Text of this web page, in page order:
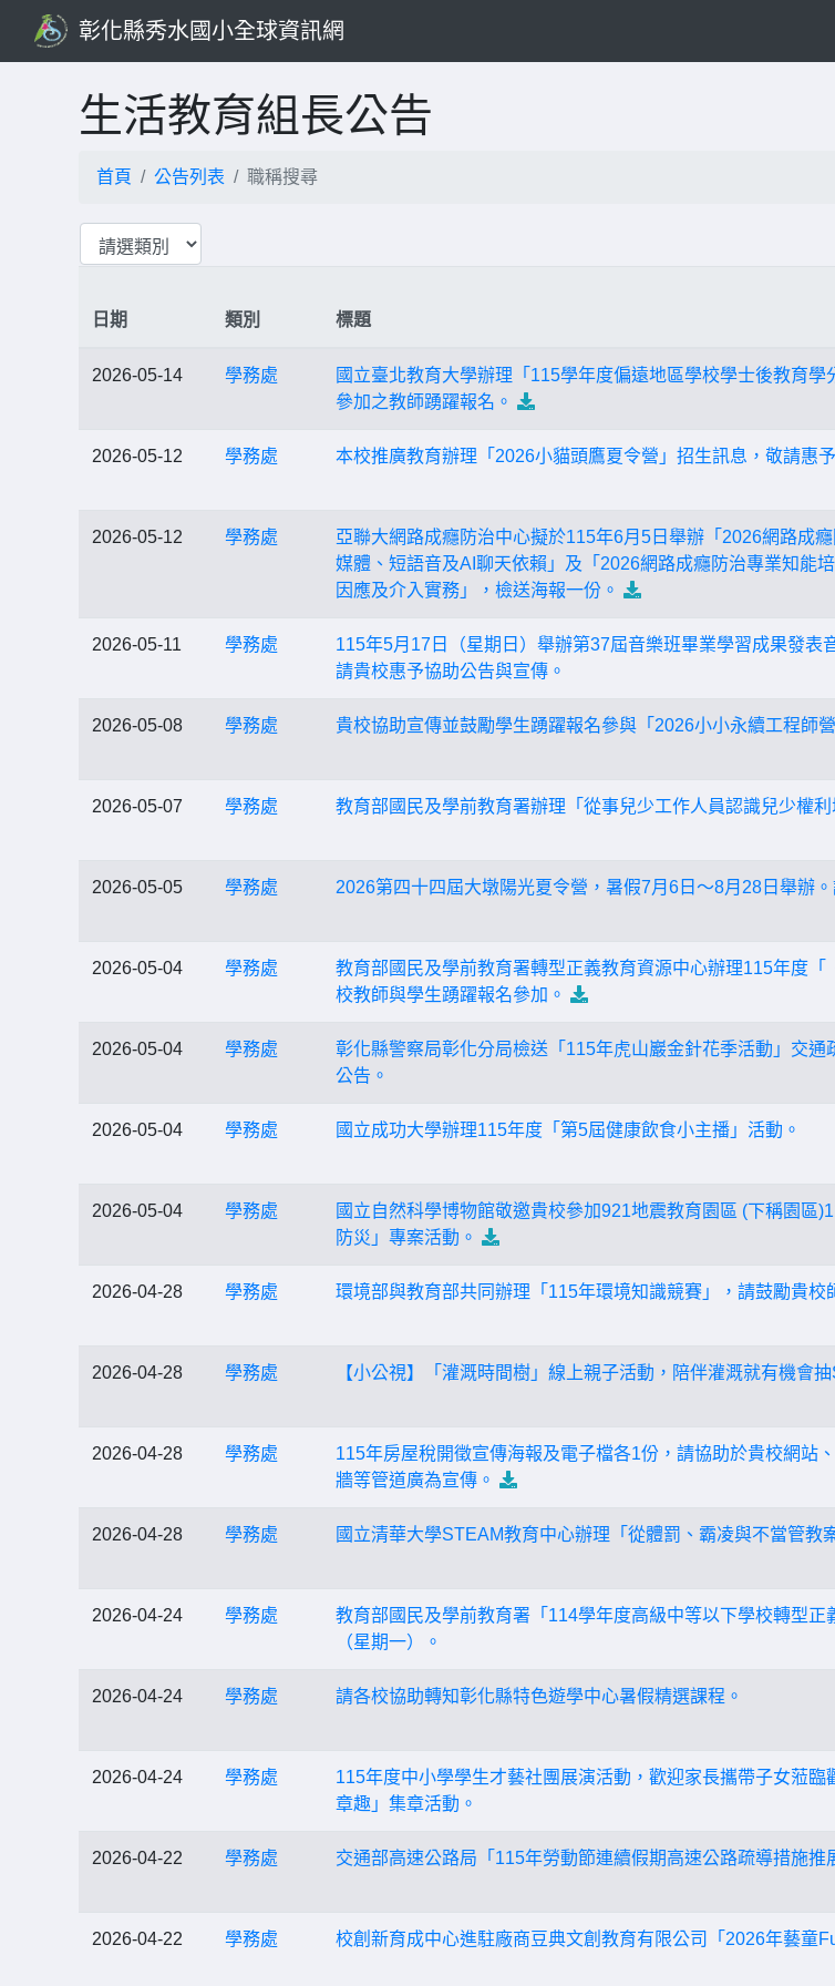
彰化縣秀水國小全球資訊網
生活教育組長公告
首頁 公告列表 職稱搜尋
日期 類別 標題
2026-05-14 學務處
國立臺北教育大學辦理「115學年度偏遠地區學校學士後教育
參加之教師踴躍報名。
2026-05-12 學務處 本校推廣教育辦理「2026小貓頭鷹夏令營」招生訊息，敬請惠
2026-05-12 學務處
亞聯大網路成癮防治中心擬於115年6月5日舉辦「2026網路成
媒體、短語音及AI聊天依賴」及「2026網路成癮防治專業知能
因應及介入實務」，檢送海報一份。
2026-05-11 學務處
115年5月17日（星期日）舉辦第37屆音樂班畢業學習成果發
請貴校惠予協助公告與宣傳。
2026-05-08 學務處 貴校協助宣傳並鼓勵學生踴躍報名參與「2026小小永續工程師
2026-05-07 學務處 教育部國民及學前教育署辦理「從事兒少工作人員認識兒少權利
2026-05-05 學務處 2026第四十四屆大墩陽光夏令營，暑假7月6日～8月28日舉辦
2026-05-04 學務處
教育部國民及學前教育署轉型正義教育資源中心辦理115年度
校教師與學生踴躍報名參加。
2026-05-04 學務處
彰化縣警察局彰化分局檢送「115年虎山巖金針花季活動」交
公告。
2026-05-04 學務處 國立成功大學辦理115年度「第5屆健康飲食小主播」活動。
2026-05-04 學務處
國立自然科學博物館敬邀貴校參加921地震教育園區 (下稱園區
防災」專案活動。
2026-04-28 學務處 環境部與教育部共同辦理「115年環境知識競賽」，請鼓勵貴校
2026-04-28 學務處 【小公視】「灌溉時間樹」線上親子活動，陪伴灌溉就有機會
2026-04-28 學務處
115年房屋稅開徵宣傳海報及電子檔各1份，請協助於貴校網站
牆等管道廣為宣傳。
2026-04-28 學務處 國立清華大學STEAM教育中心辦理「從體罰、霸凌與不當管教
2026-04-24 學務處
教育部國民及學前教育署「114學年度高級中等以下學校轉型
（星期一）。
2026-04-24 學務處 請各校協助轉知彰化縣特色遊學中心暑假精選課程。
2026-04-24 學務處
115年度中小學學生才藝社團展演活動，歡迎家長攜帶子女蒞
章趣」集章活動。
2026-04-22 學務處 交通部高速公路局「115年勞動節連續假期高速公路疏導措施推
2026-04-22 學務處 校創新育成中心進駐廠商豆典文創教育有限公司「2026年藝童